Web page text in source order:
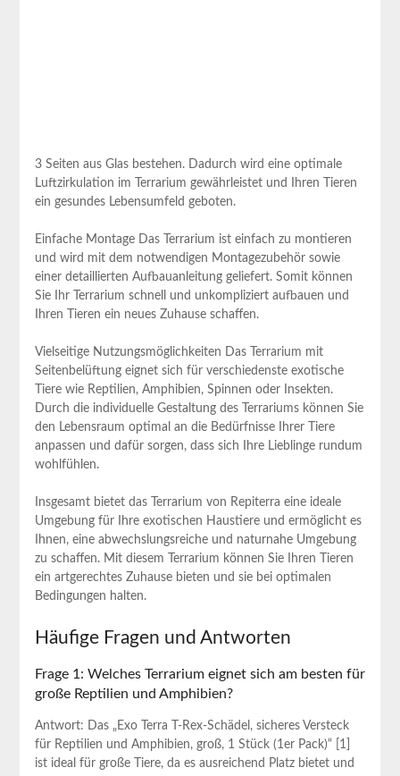
3 Seiten aus​ Glas bestehen. Dadurch wird eine optimale
Luftzirkulation im Terrarium gewährleistet und Ihren Tieren
ein gesundes Lebensumfeld geboten.
Einfache Montage Das Terrarium ist einfach zu montieren
und wird‌ mit dem⁣ notwendigen Montagezubehör sowie
einer detaillierten Aufbauanleitung geliefert. Somit können
Sie Ihr Terrarium schnell und unkompliziert ⁣aufbauen und
Ihren Tieren ein neues Zuhause schaffen.
Vielseitige Nutzungsmöglichkeiten‌ Das ⁣Terrarium mit
Seitenbelüftung eignet sich für⁤ verschiedenste exotische
Tiere ‌wie Reptilien, Amphibien, Spinnen oder Insekten.
Durch die individuelle Gestaltung des Terrariums können Sie
den Lebensraum ​optimal an die Bedürfnisse Ihrer Tiere⁤
anpassen und⁣ dafür sorgen, ⁤dass sich Ihre Lieblinge rundum
wohlfühlen.
Insgesamt ⁣bietet das Terrarium von Repiterra‍ eine ideale
Umgebung⁢ für Ihre exotischen Haustiere und ermöglicht es
Ihnen, eine abwechslungsreiche⁤ und ⁣naturnahe Umgebung⁢
zu schaffen.​ Mit diesem Terrarium können Sie Ihren Tieren
ein ‍artgerechtes Zuhause bieten und sie bei optimalen
Bedingungen ​halten.
Häufige Fragen und Antworten
Frage 1: Welches Terrarium eignet sich am besten für
große Reptilien und Amphibien?
Antwort: Das „Exo Terra‍ T-Rex-Schädel, sicheres Versteck
für Reptilien und Amphibien, groß, 1 Stück (1er Pack)“ [1]
ist ideal ‌für große Tiere, da es ausreichend Platz bietet und